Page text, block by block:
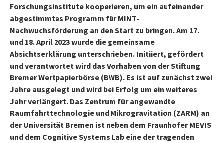
Forschungsinstitute kooperieren, um ein aufeinander
abgestimmtes Programm für MINT-
Nachwuchsförderung an den Start zu bringen. Am 17.
und 18. April 2023 wurde die gemeinsame
Absichtserklärung unterschrieben. Initiiert, gefördert
und verantwortet wird das Vorhaben von der Stiftung
Bremer Wertpapierbörse (BWB). Es ist auf zunächst zwei
Jahre ausgelegt und wird bei Erfolg um ein weiteres
Jahr verlängert. Das Zentrum für angewandte
Raumfahrttechnologie und Mikrogravitation (ZARM) an
der Universität Bremen ist neben dem Fraunhofer MEVIS
und dem Cognitive Systems Lab eine der tragenden